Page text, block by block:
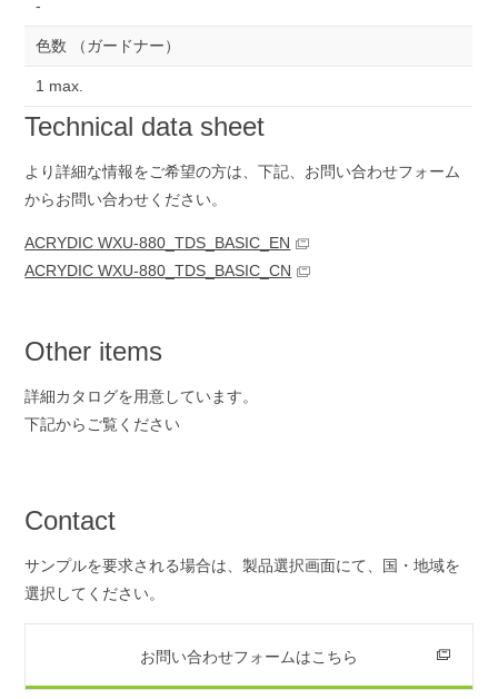
-
色数 （ガードナー）
1 max.
Technical data sheet
より詳細な情報をご希望の方は、下記、お問い合わせフォーム
からお問い合わせください。
ACRYDIC WXU-880_TDS_BASIC_EN
ACRYDIC WXU-880_TDS_BASIC_CN
Other items
詳細カタログを用意しています。
下記からご覧ください
Contact
サンプルを要求される場合は、製品選択画面にて、国・地域を
選択してください。
お問い合わせフォームはこちら